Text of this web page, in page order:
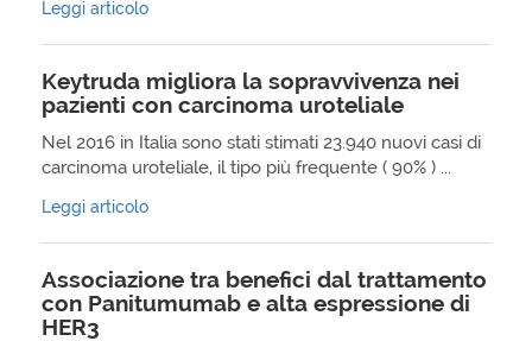
Leggi articolo
Keytruda migliora la sopravvivenza nei
pazienti con carcinoma uroteliale
Nel 2016 in Italia sono stati stimati 23.940 nuovi casi di
carcinoma uroteliale, il tipo più frequente ( 90% ) ...
Leggi articolo
Associazione tra benefici dal trattamento
con Panitumumab e alta espressione di
HER3